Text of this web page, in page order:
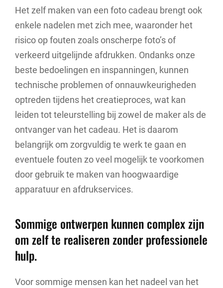
Het zelf maken van een foto cadeau brengt ook
enkele nadelen met zich mee, waaronder het
risico op fouten zoals onscherpe foto’s of
verkeerd uitgelijnde afdrukken. Ondanks onze
beste bedoelingen en inspanningen, kunnen
technische problemen of onnauwkeurigheden
optreden tijdens het creatieproces, wat kan
leiden tot teleurstelling bij zowel de maker als de
ontvanger van het cadeau. Het is daarom
belangrijk om zorgvuldig te werk te gaan en
eventuele fouten zo veel mogelijk te voorkomen
door gebruik te maken van hoogwaardige
apparatuur en afdrukservices.
Sommige ontwerpen kunnen complex zijn
om zelf te realiseren zonder professionele
hulp.
Voor sommige mensen kan het nadeel van het